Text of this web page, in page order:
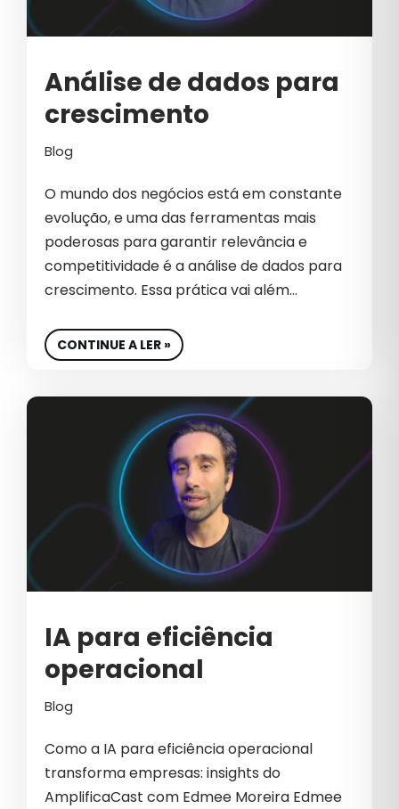
INOVAÇÃO
INTELIGÊNCIA ARTIFICIAL NO
MARKETING
LIDERANÇA CORPORATIVA
LIDERANÇA ESTRATÉGICA
LIDERANÇA NO MERCADO
LÍDERES DE MARKETING E GROWTH
LINKEDIN
MARCAS
MARKETING
MARKETING B2B
MARKETING DIGITAL
MARKETING DIGITAL PARA
COSMÉTICOS
MARKETING EDUCACIONAL
MARKETING ESTRATÉGICO
MERCADO IMOBILIÁRIO
Análise de dados para
crescimento
Blog
O mundo dos negócios está em constante
evolução, e uma das ferramentas mais
poderosas para garantir relevância e
competitividade é a análise de dados para
crescimento. Essa prática vai além…
CONTINUE A LER »
IA para eficiência
operacional
Blog
Como a IA para eficiência operacional
transforma empresas: insights do
AmplificaCast com Edmee Moreira Edmee